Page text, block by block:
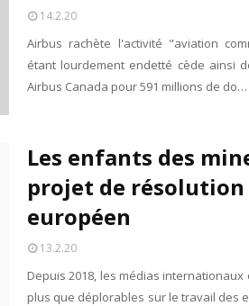
14.2.20
Airbus rachète l'activité "aviation
étant lourdement endetté cède ainsi
Airbus Canada pour 591 millions de do…
Les enfants des
projet de
européen
13.2.20
Depuis 2018, les médias
plus que déplorables sur le travail des